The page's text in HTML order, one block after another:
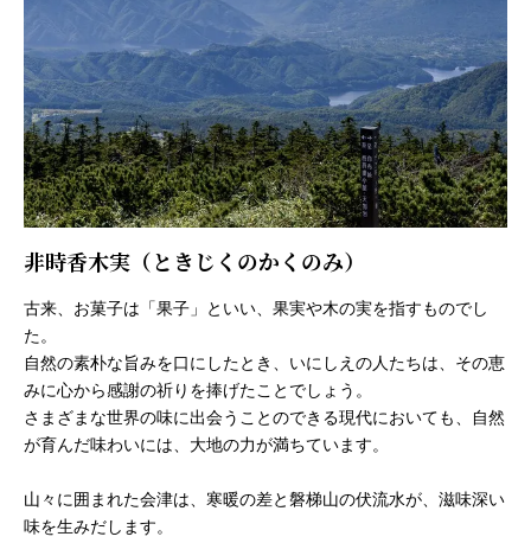
非時香木実（ときじくのかくのみ）
古来、お菓子は「果子」といい、果実や木の実を指すものでし
た。
自然の素朴な旨みを口にしたとき、いにしえの人たちは、その恵
みに心から感謝の祈りを捧げたことでしょう。
さまざまな世界の味に出会うことのできる現代においても、自然
が育んだ味わいには、大地の力が満ちています。
山々に囲まれた会津は、寒暖の差と磐梯山の伏流水が、滋味深い
味を生みだします。